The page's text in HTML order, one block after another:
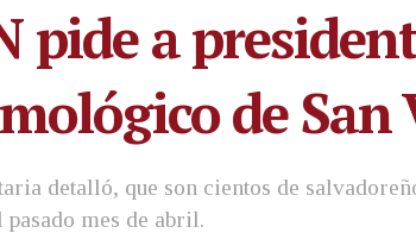
pide a
de San
detalló, que son cientos de
pasado mes de abril.